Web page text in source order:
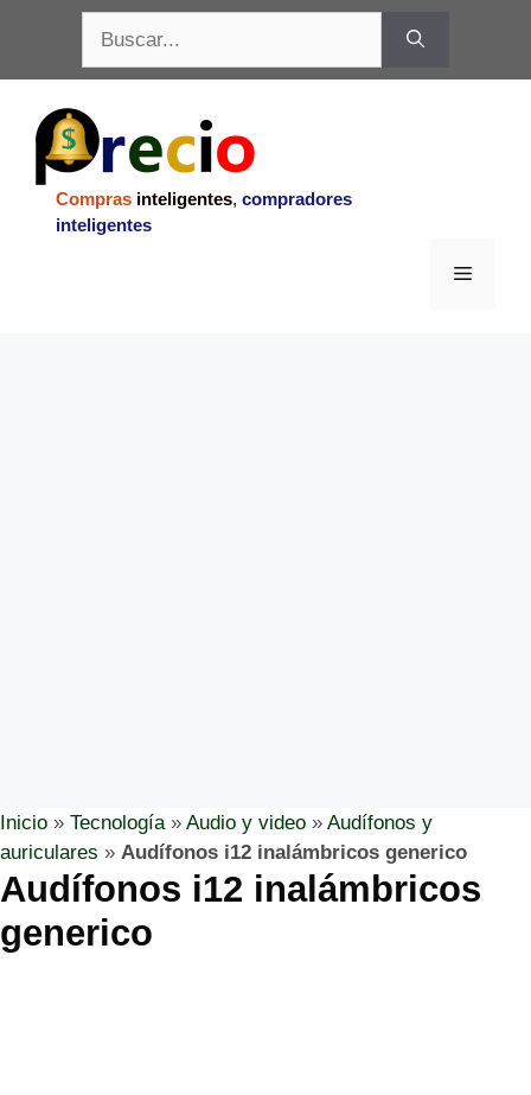
contenido
Compras inteligentes, compradores
inteligentes
Menu
Inicio » Tecnología» Audio y video » Audífonos y
auriculares » Audífonos i12 inalámbricos generico
Audífonos i12 inalámbricos
generico